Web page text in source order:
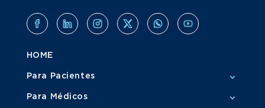
HOME
Para Pacientes
Para Médicos